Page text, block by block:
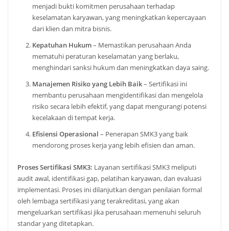
menjadi bukti komitmen perusahaan terhadap
keselamatan karyawan, yang meningkatkan kepercayaan
dari klien dan mitra bisnis.
Kepatuhan Hukum– Memastikan perusahaan Anda
mematuhi peraturan keselamatan yang berlaku,
menghindari sanksi hukum dan meningkatkan daya saing.
Manajemen Risiko yang Lebih Baik– Sertifikasi ini
membantu perusahaan mengidentifikasi dan mengelola
risiko secara lebih efektif, yang dapat mengurangi potensi
kecelakaan di tempat kerja.
Efisiensi Operasional – Penerapan SMK3 yang baik
mendorong proses kerja yang lebih efisien dan aman.
Proses Sertifikasi SMK3: Layanan sertifikasi SMK3 meliputi
audit awal, identifikasi gap, pelatihan karyawan, dan evaluasi
implementasi. Proses ini dilanjutkan dengan penilaian formal
oleh lembaga sertifikasi yang terakreditasi, yang akan
mengeluarkan sertifikasi jika perusahaan memenuhi seluruh
standar yang ditetapkan.